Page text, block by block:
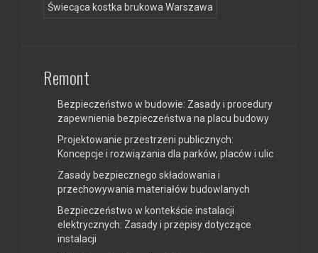
Świecąca kostka brukowa Warszawa
Remont
Bezpieczeństwo w budowie: Zasady i procedury
zapewnienia bezpieczeństwa na placu budowy
Projektowanie przestrzeni publicznych:
Koncepcje i rozwiązania dla parków, placów i ulic
Zasady bezpiecznego składowania i
przechowywania materiałów budowlanych
Bezpieczeństwo w kontekście instalacji
elektrycznych: Zasady i przepisy dotyczące
instalacji